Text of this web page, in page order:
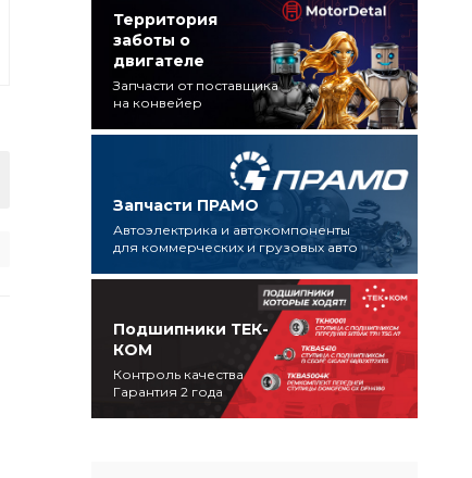
Территория
заботы о
двигателе
Запчасти от поставщика
на конвейер
Запчасти ПРАМО
Автоэлектрика и автокомпоненты
для коммерческих и грузовых авто
Подшипники ТЕК-
КОМ
Контроль качества
Гарантия 2 года